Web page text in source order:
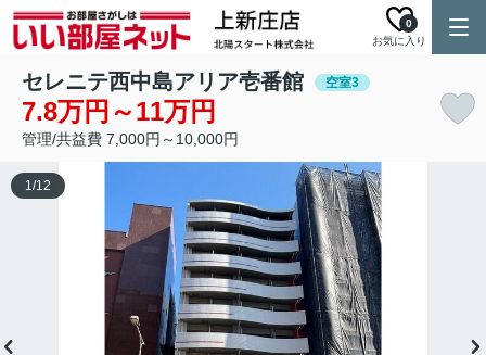
お気に入り
0
セレニテ西中島アリア壱番館 空室3
7.8万円～11万円
管理/共益費 7,000円～10,000円
1/12